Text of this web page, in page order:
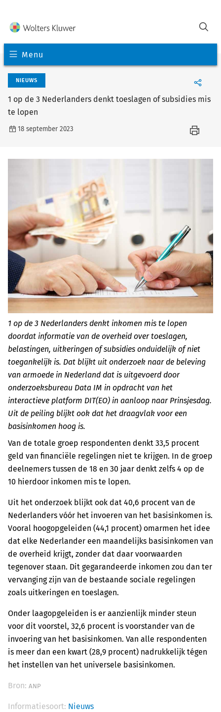
Menu
NIEUWS
1 op de 3 Nederlanders denkt toeslagen of subsidies mis
te lopen
18 september 2023
1 op de 3 Nederlanders denkt inkomen mis te lopen
doordat informatie van de overheid over toeslagen,
belastingen, uitkeringen of subsidies onduidelijk of niet
toegankelijk is. Dat blijkt uit onderzoek naar de beleving
van armoede in Nederland dat is uitgevoerd door
onderzoeksbureau Data IM in opdracht van het
interactieve platform DIT(EO) in aanloop naar Prinsjesdag.
Uit de peiling blijkt ook dat het draagvlak voor een
basisinkomen hoog is.
Van de totale groep respondenten denkt 33,5 procent
geld van financiële regelingen niet te krijgen. In de groep
deelnemers tussen de 18 en 30 jaar denkt zelfs 4 op de
10 hierdoor inkomen mis te lopen.
Uit het onderzoek blijkt ook dat 40,6 procent van de
Nederlanders vóór het invoeren van het basisinkomen is.
Vooral hoogopgeleiden (44,1 procent) omarmen het idee
dat elke Nederlander een maandelijks basisinkomen van
de overheid krijgt, zonder dat daar voorwaarden
tegenover staan. Dit gegarandeerde inkomen zou dan ter
vervanging zijn van de bestaande sociale regelingen
zoals uitkeringen en toeslagen.
Onder laagopgeleiden is er aanzienlijk minder steun
voor dit voorstel, 32,6 procent is voorstander van de
invoering van het basisinkomen. Van alle respondenten
is meer dan een kwart (28,9 procent) nadrukkelijk tégen
het instellen van het universele basisinkomen.
Bron: ANP
Informatiesoort: Nieuws